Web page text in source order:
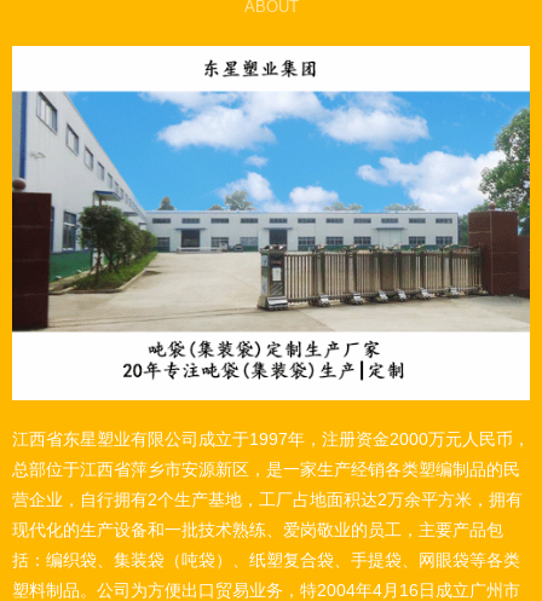
ABOUT
江西省东星塑业有限公司成立于1997年，注册资金2000万元人民币，
总部位于江西省萍乡市安源新区，是一家生产经销各类塑编制品的民
营企业，自行拥有2个生产基地，工厂占地面积达2万余平方米，拥有
现代化的生产设备和一批技术熟练、爱岗敬业的员工，主要产品包
括：编织袋、集装袋（吨袋）、纸塑复合袋、手提袋、网眼袋等各类
塑料制品。公司为方便出口贸易业务，特2004年4月16日成立广州市